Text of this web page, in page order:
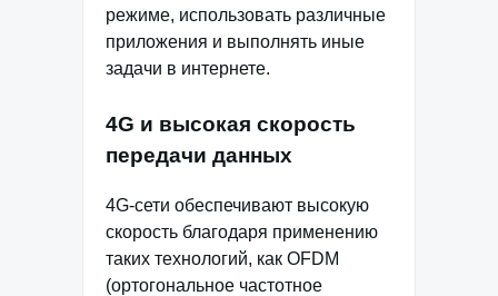
режиме, использовать различные
приложения и выполнять иные
задачи в интернете.
4G и высокая скорость
передачи данных
4G-сети обеспечивают высокую
скорость благодаря применению
таких технологий, как OFDM
(ортогональное частотное